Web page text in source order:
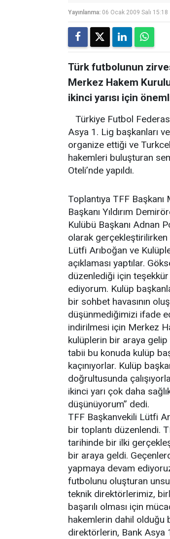
Yayınlanma: 06 Ocak 2009 Salı 15:18
Türk futbolunun
Merkez Hakem
ikinci yarısı için
Türkiye Futbol
Asya 1. Lig başkanları
organize ettiği ve
hakemleri buluşturan
Oteli’nde yapıldı.
Toplantıya TFF
Başkanı Yıldırım
Kulübü Başkanı Adnan
olarak gerçekleştirilirken
Lütfi Arıboğan ve
açıklaması yaptılar.
düzenlediği için
ediyorum. Kulüp
bir sohbet havasının
düşünmediğimizi ifade
indirilmesi için Merkez
kulüplerin bir araya
tabii bu konuda kulüp
kaçınıyorlar. Kulüp
doğrultusunda
ikinci yarı çok daha
düşünüyorum” dedi.
TFF Başkanvekili Lütfi
bir toplantı düzenlendi.
tarihinde bir ilki
bir araya geldi.
yapmaya devam
futbolunu oluşturan
teknik direktörlerimiz,
başarılı olması için
hakemlerin dahil olduğu
direktörlerin, Bank Asya